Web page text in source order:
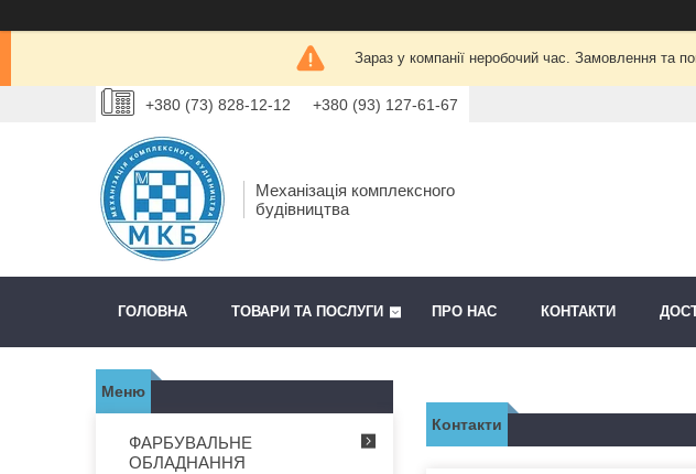
Зараз у компанії неробочий час. Замовлення та
+380 (73) 828-12-12 +380 (93) 127-61-67
Механізація комплексного
будівництва
ГОЛОВНА ТОВАРИ ТА ПОСЛУГИ ПРО НАС КОНТАКТИ
Контакти
ФАРБУВАЛЬНЕ
ОБЛАДНАННЯ